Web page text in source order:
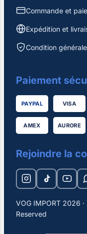
Commande et
Expédition et
Condition
Paiement
PAYPAL VISA
AMEX AURORE
Rejoindre la
VOG IMPORT 2026
Reserved